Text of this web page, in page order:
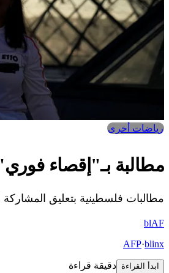
رياضات أخرى
مطالبة بـ"إقصاء فوري"
مطالبات فلسطينية بتعليق المشاركة
blAF
blinx
·
AFP
ابدأ القراءة دقيقة قراءة